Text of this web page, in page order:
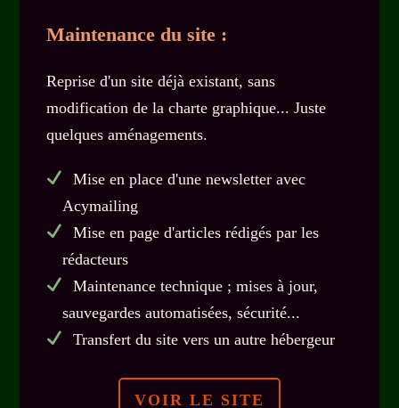
Maintenance du site :
Reprise d'un site déjà existant, sans
modification de la charte graphique... Juste
quelques aménagements.
Mise en place d'une newsletter avec
Acymailing
Mise en page d'articles rédigés par les
rédacteurs
Maintenance technique ; mises à jour,
sauvegardes automatisées, sécurité...
Transfert du site vers un autre hébergeur
VOIR LE SITE